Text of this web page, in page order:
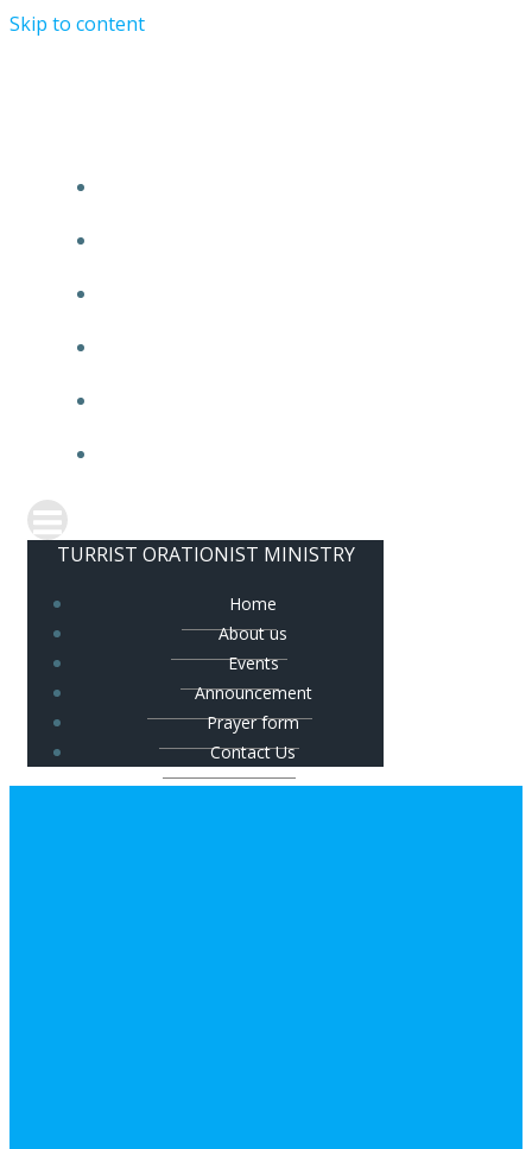
Skip to content
TURRIST ORATIONIST MINISTRY
Home
About us
Events
Announcement
Prayer form
Contact Us